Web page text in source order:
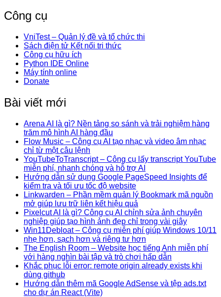
Công cụ
VniTest – Quản lý đề và tổ chức thi
Sách điện tử Kết nối tri thức
Công cụ hữu ích
Python IDE Online
Máy tính online
Donate
Bài viết mới
Arena AI là gì? Nền tảng so sánh và trải nghiệm hàng
trăm mô hình AI hàng đầu
Flow Music – Công cụ AI tạo nhạc và video âm nhạc
chỉ từ một câu lệnh
YouTubeToTranscript – Công cụ lấy transcript YouTube
miễn phí, nhanh chóng và hỗ trợ AI
Hướng dẫn sử dụng Google PageSpeed Insights để
kiểm tra và tối ưu tốc độ website
Linkwarden – Phần mềm quản lý Bookmark mã nguồn
mở giúp lưu trữ liên kết hiệu quả
Pixelcut AI là gì? Công cụ AI chỉnh sửa ảnh chuyên
nghiệp giúp tạo hình ảnh đẹp chỉ trong vài giây
Win11Debloat – Công cụ miễn phí giúp Windows 10/11
nhẹ hơn, sạch hơn và riêng tư hơn
The English Room – Website học tiếng Anh miễn phí
với hàng nghìn bài tập và trò chơi hấp dẫn
Khắc phục lỗi error: remote origin already exists khi
dùng github
Hướng dẫn thêm mã Google AdSense và tệp ads.txt
cho dự án React (Vite)